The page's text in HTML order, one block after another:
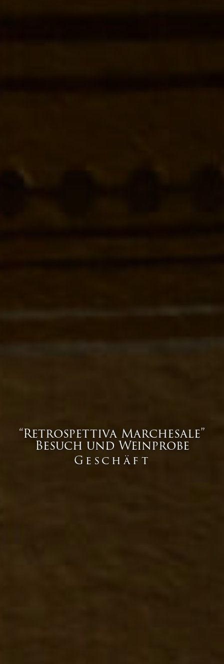
“Retrospettiva Marchesale”
Besuch und Weinprobe
Geschäft